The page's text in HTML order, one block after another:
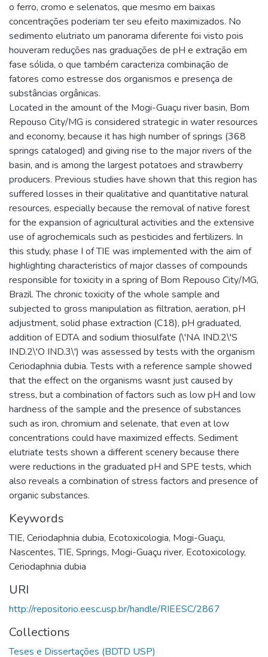
o ferro, cromo e selenatos, que mesmo em baixas
concentrações poderiam ter seu efeito maximizados. No
sedimento elutriato um panorama diferente foi visto pois
houveram reduções nas graduações de pH e extração em
fase sólida, o que também caracteriza combinação de
fatores como estresse dos organismos e presença de
substâncias orgânicas.
Located in the amount of the Mogi-Guaçu river basin, Bom
Repouso City/MG is considered strategic in water resources
and economy, because it has high number of springs (368
springs cataloged) and giving rise to the major rivers of the
basin, and is among the largest potatoes and strawberry
producers. Previous studies have shown that this region has
suffered losses in their qualitative and quantitative natural
resources, especially because the removal of native forest
for the expansion of agricultural activities and the extensive
use of agrochemicals such as pesticides and fertilizers. In
this study, phase I of TIE was implemented with the aim of
highlighting characteristics of major classes of compounds
responsible for toxicity in a spring of Bom Repouso City/MG,
Brazil. The chronic toxicity of the whole sample and
subjected to gross manipulation as filtration, aeration, pH
adjustment, solid phase extraction (C18), pH graduated,
addition of EDTA and sodium thiosulfate (\'NA IND.2\'S
IND.2\'O IND.3\') was assessed by tests with the organism
Ceriodaphnia dubia. Tests with a reference sample showed
that the effect on the organisms wasnt just caused by
stress, but a combination of factors such as low pH and low
hardness of the sample and the presence of substances
such as iron, chromium and selenate, that even at low
concentrations could have maximized effects. Sediment
elutriate tests shown a different scenery because there
were reductions in the graduated pH and SPE tests, which
also reveals a combination of stress factors and presence of
organic substances.
Keywords
TIE, Ceriodaphnia dubia, Ecotoxicologia, Mogi-Guaçu,
Nascentes,TIE, Springs, Mogi-Guaçu river, Ecotoxicology,
Ceriodaphnia dubia
URI
http://repositorio.eesc.usp.br/handle/RIEESC/2867
Collections
Teses e Dissertações (BDTD USP)